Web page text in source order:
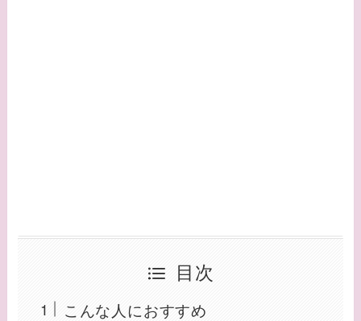
目次
こんな人におすすめ